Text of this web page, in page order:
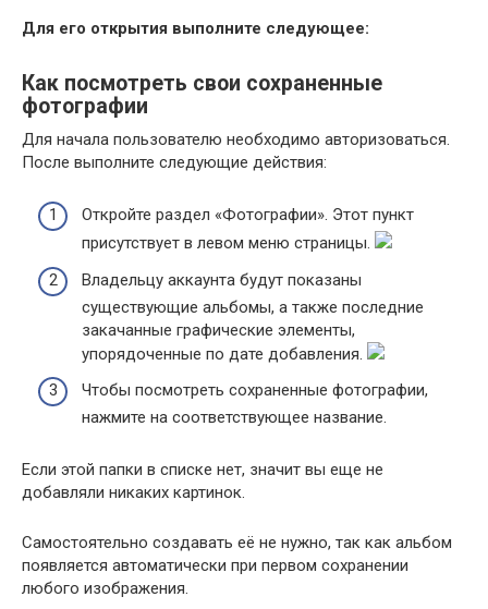
Для его открытия выполните следующее:
Как посмотреть свои сохраненные
фотографии
Для начала пользователю необходимо авторизоваться.
После выполните следующие действия:
Откройте раздел «Фотографии». Этот пункт
присутствует в левом меню страницы.
Владельцу аккаунта будут показаны
существующие альбомы, а также последние
закачанные графические элементы,
упорядоченные по дате добавления.
Чтобы посмотреть сохраненные фотографии,
нажмите на соответствующее название.
Если этой папки в списке нет, значит вы еще не
добавляли никаких картинок.
Самостоятельно создавать её не нужно, так как альбом
появляется автоматически при первом сохранении
любого изображения.